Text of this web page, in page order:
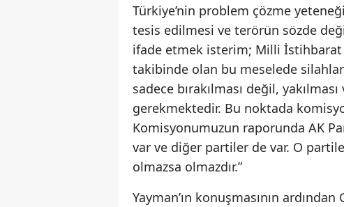
Türkiye’nin problem çözme
tesis edilmesi ve terörün sözde
ifade etmek isterim; Milli İstihbarat
takibinde olan bu meselede
sadece bırakılması değil,
gerekmektedir. Bu noktada
Komisyonumuzun raporunda AK
var ve diğer partiler de var. O
olmazsa olmazdır.”
Yayman’ın konuşmasının